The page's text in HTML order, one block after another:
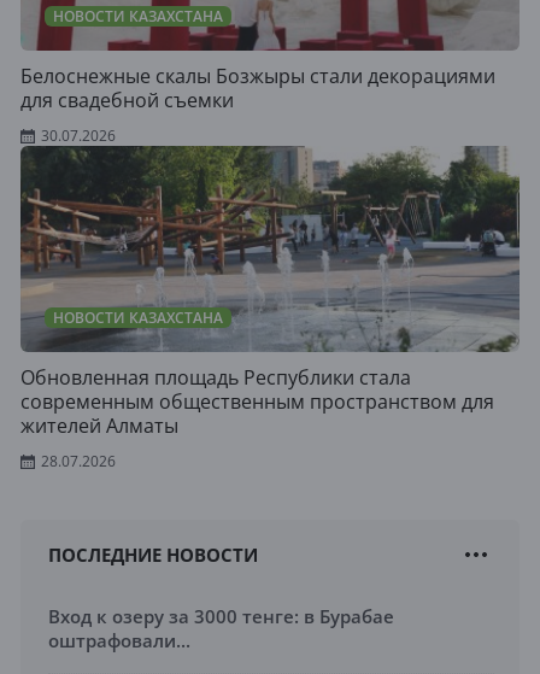
НОВОСТИ КАЗАХСТАНА
Белоснежные скалы Бозжыры стали декорациями
для свадебной съемки
30.07.2026
НОВОСТИ КАЗАХСТАНА
Обновленная площадь Республики стала
современным общественным пространством для
жителей Алматы
28.07.2026
ПОСЛЕДНИЕ НОВОСТИ
Вход к озеру за 3000 тенге: в Бурабае
оштрафовали...